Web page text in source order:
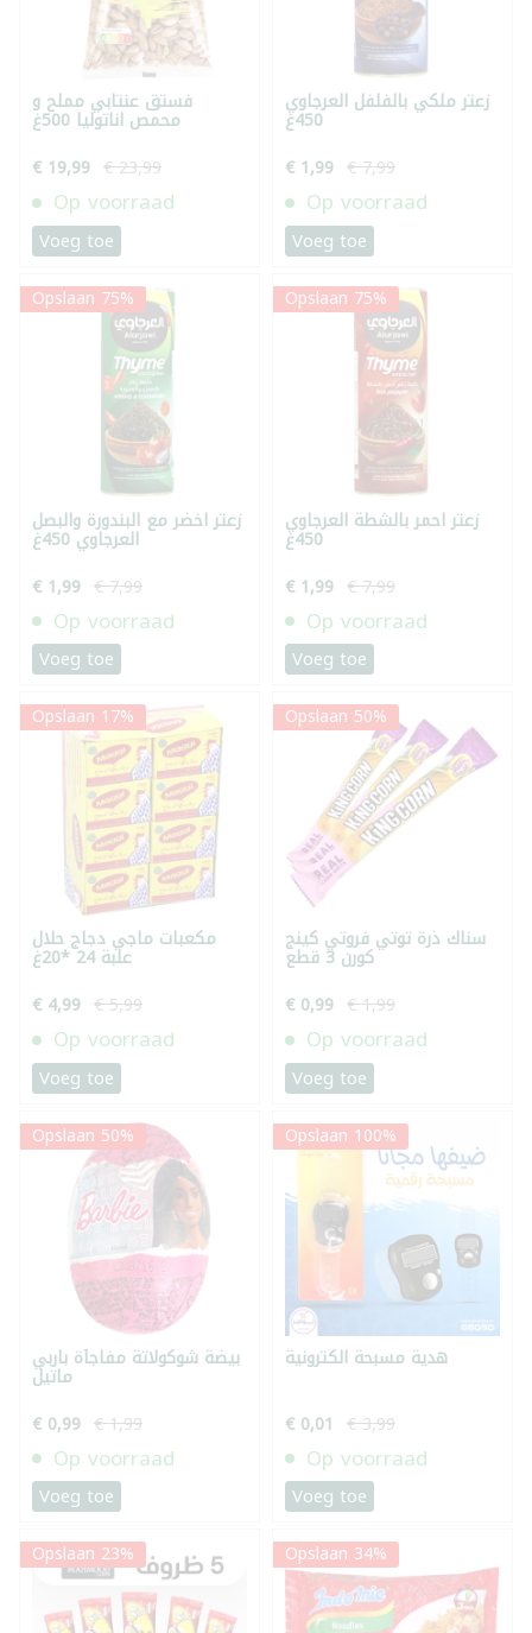
فستق عنتابي مملح و
محمص اناتوليا 500غ
€ 19,99 € 23,99
Op voorraad
Voeg toe
زعتر ملكي بالفلفل العرجاوي
450غ
€ 1,99 € 7,99
Op voorraad
Voeg toe
Opslaan 75%
زعتر اخضر مع البندورة والبصل
العرجاوي 450غ
€ 1,99 € 7,99
Op voorraad
Voeg toe
Opslaan 75%
زعتر احمر بالشطة العرجاوي
450غ
€ 1,99 € 7,99
Op voorraad
Voeg toe
Opslaan 17%
مكعبات ماجي دجاج حلال
علبة 24 *20غ
€ 4,99 € 5,99
Op voorraad
Voeg toe
Opslaan 50%
سناك ذرة توتي فروتي كينج
كورن 3 قطع
€ 0,99 € 1,99
Op voorraad
Voeg toe
Opslaan 50%
بيضة شوكولاتة مفاجأة باربي
ماتيل
€ 0,99 € 1,99
Op voorraad
Voeg toe
Opslaan 100%
هدية مسبحة الكترونية
€ 0,01 € 3,99
Op voorraad
Voeg toe
Opslaan 23% Opslaan 34%